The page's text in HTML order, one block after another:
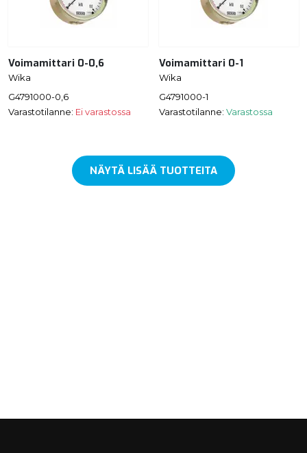
Voimamittari 0-0,6
Wika
G4791000-0,6
Varastotilanne: Ei varastossa
Voimamittari 0-1
Wika
G4791000-1
Varastotilanne: Varastossa
NÄYTÄ LISÄÄ TUOTTEITA